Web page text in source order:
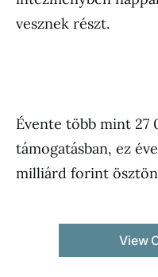
vesznek részt.
Évente több mint 27
támogatásban, ez
milliárd forint
View